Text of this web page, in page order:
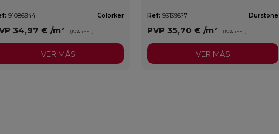
91086944 Colorker
34,97 € /m² (IVA incl.)
VER MÁS
Ref: 93139577 Durstone
PVP 35,70 €/m² (IVA incl.)
VER MÁS